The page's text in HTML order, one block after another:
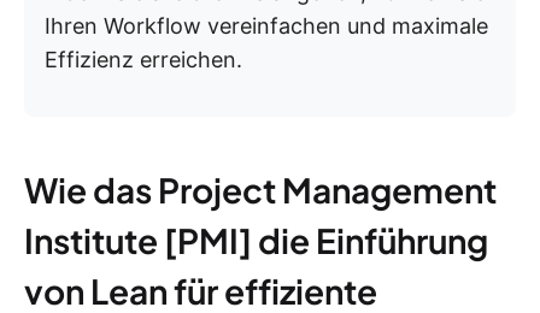
Ihren Workflow vereinfachen und maximale
Effizienz erreichen.
Wie das Project Management
Institute [PMI] die Einführung
von Lean für effiziente